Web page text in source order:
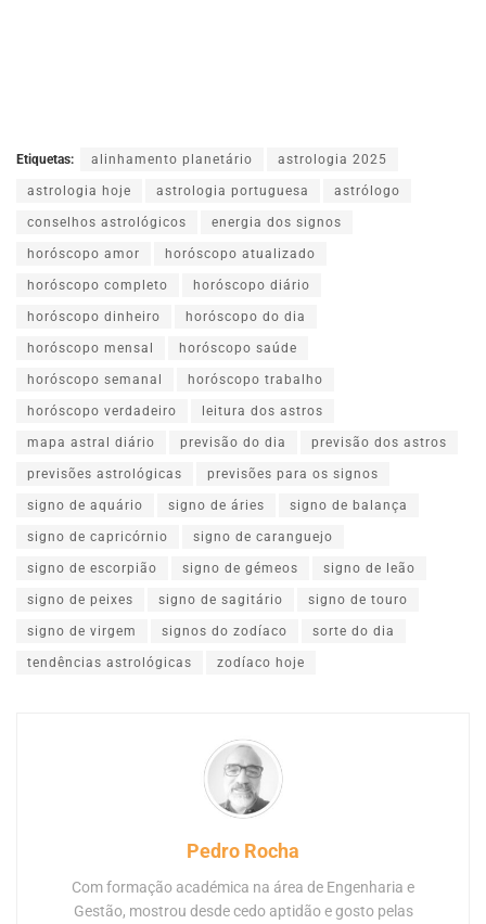
Etiquetas: alinhamento planetário astrologia 2025
astrologia hoje astrologia portuguesa astrólogo
conselhos astrológicos energia dos signos
horóscopo amor horóscopo atualizado
horóscopo completo horóscopo diário
horóscopo dinheiro horóscopo do dia
horóscopo mensal horóscopo saúde
horóscopo semanal horóscopo trabalho
horóscopo verdadeiro leitura dos astros
mapa astral diário previsão do dia previsão dos astros
previsões astrológicas previsões para os signos
signo de aquário signo de áries signo de balança
signo de capricórnio signo de caranguejo
signo de escorpião signo de gémeos signo de leão
signo de peixes signo de sagitário signo de touro
signo de virgem signos do zodíaco sorte do dia
tendências astrológicas zodíaco hoje
Pedro Rocha
Com formação académica na área de Engenharia e
Gestão, mostrou desde cedo aptidão e gosto pelas